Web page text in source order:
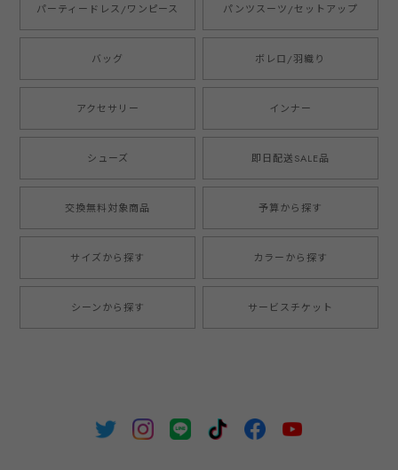
パーティードレス/ワンピース パンツスーツ/セットアップ
バッグ ボレロ/羽織り
アクセサリー インナー
シューズ 即日配送SALE品
交換無料対象商品 予算から探す
サイズから探す カラーから探す
シーンから探す サービスチケット